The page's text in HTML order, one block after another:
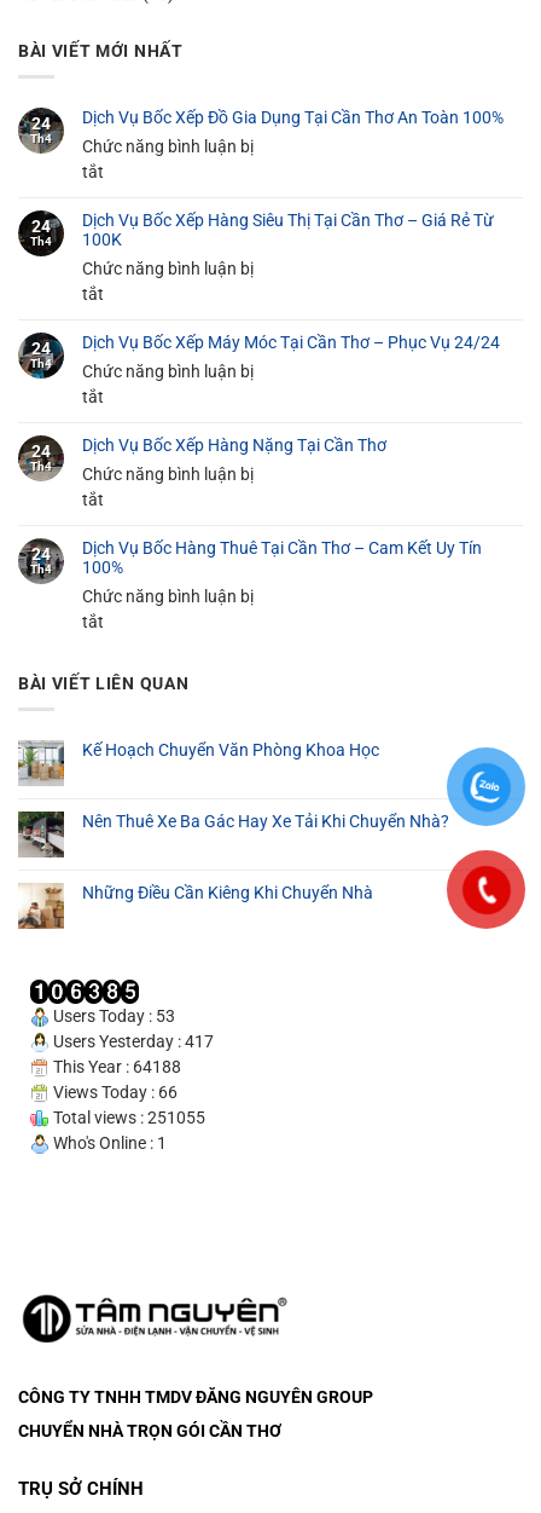
BÀI VIẾT MỚI NHẤT
24
Th4
Dịch Vụ Bốc Xếp Đồ Gia Dụng Tại Cần Thơ An Toàn 100%
Chức năng bình luận bị
tắt
Vụ
Bốc
Xếp
Dụng
Tại
An
Toàn
24
Th4
Dịch Vụ Bốc Xếp Hàng Siêu Thị Tại Cần Thơ – Giá Rẻ Từ
100K
Chức năng bình luận bị
tắt
Vụ
Bốc
Siêu
Thị
Thơ
–
Giá
100K
24
Th4
Dịch Vụ Bốc Xếp Máy Móc Tại Cần Thơ – Phục Vụ 24/24
Chức năng bình luận bị
tắt
Vụ
Bốc
Móc
Tại
Cần
Phục
24
Th4
Dịch Vụ Bốc Xếp Hàng Nặng Tại Cần Thơ
Chức năng bình luận bị
tắt
Vụ
Bốc
Xếp
Tại
24
Th4
Dịch Vụ Bốc Hàng Thuê Tại Cần Thơ – Cam Kết Uy Tín
100%
Chức năng bình luận bị
tắt
Vụ
Thuê
Thơ
Kết
100%
BÀI VIẾT LIÊN QUAN
Kế Hoạch Chuyển Văn Phòng Khoa Học
Nên Thuê Xe Ba Gác Hay Xe Tải Khi Chuyển Nhà?
Những Điều Cần Kiêng Khi Chuyển Nhà
Users Today : 53
Users Yesterday : 417
This Year : 64188
Views Today : 66
Total views : 251055
Who's Online : 1
CÔNG TY TNHH TMDV ĐĂNG NGUYÊN GROUP
CHUYỂN NHÀ TRỌN GÓI CẦN THƠ
TRỤ SỞ CHÍNH